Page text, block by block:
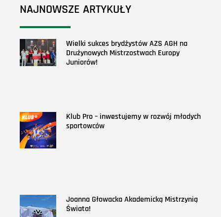
NAJNOWSZE ARTYKUŁY
Wielki sukces brydżystów AZS AGH na
Drużynowych Mistrzostwach Europy
Juniorów!
Klub Pro – inwestujemy w rozwój młodych
sportowców
Joanna Głowacka Akademicką Mistrzynią
Świata!